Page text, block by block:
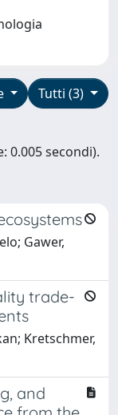
Tutti (3)
0.005 secondi).
Gawer,
trade-
Kretschmer,
and